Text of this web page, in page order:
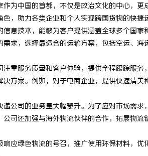
为中国的首都，不仅是政治文化的中心，更
，助力各类企业和个人实现跨国货物的快捷
息技术，能够为客户提供涵盖全球多个国家
求，选择最适合的运输方案，包括空运、
重服务质量和客户体验，提供全程跟踪服务
方案。例如，对于电商企业，提供快速清
公司的业务量大幅攀升。为了应对市场需求
司还加强与海外物流伙伴的合作，拓展物流
应绿色物流的号召，推广使用环保材料，